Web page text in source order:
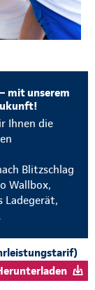
mit unserem
Ihnen die
Blitzschlag
Wallbox,
Ladegerät,